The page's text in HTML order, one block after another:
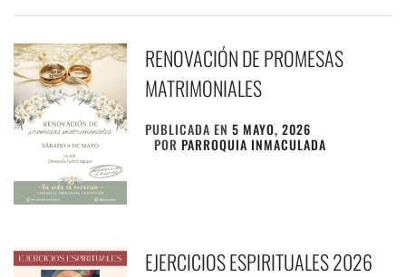
RENOVACIÓN DE PROMESAS
MATRIMONIALES
PUBLICADA EN5 MAYO, 2026
PORPARROQUIA INMACULADA
EJERCICIOS ESPIRITUALES 2026